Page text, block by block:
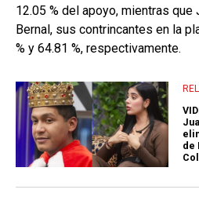
12.05 % del apoyo, mientras que
Bernal, sus contrincantes en la
% y 64.81 %, respectivamente.
de